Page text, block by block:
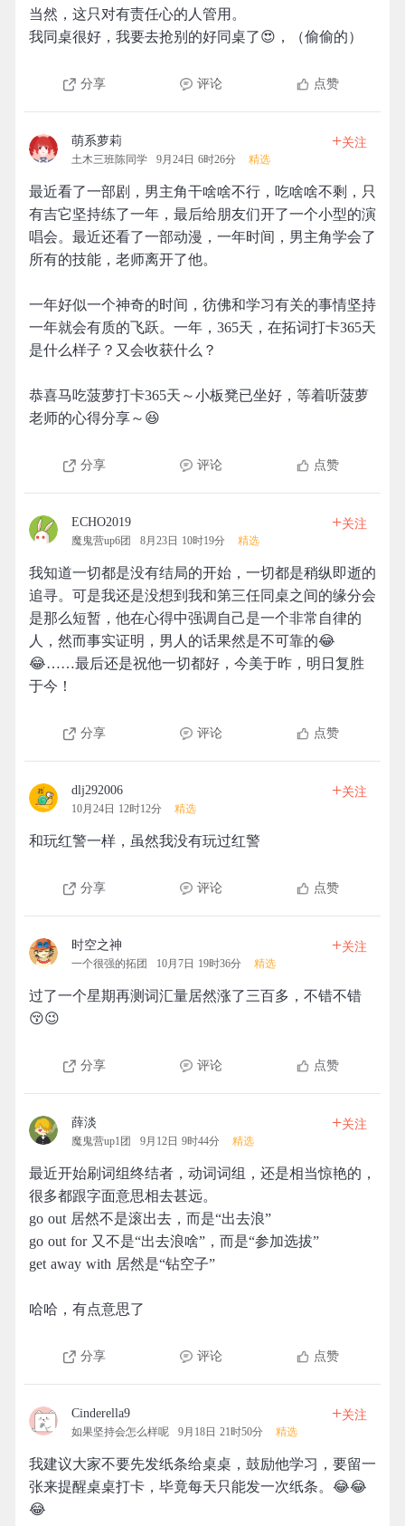
当然，这只对有责任心的人管用。
我同桌很好，我要去抢别的好同桌了😍，（偷偷的）
分享 评论 点赞
萌系萝莉
土木三班陈同学 9月24日 6时26分 精选
+关注
最近看了一部剧，男主角干啥啥不行，吃啥啥不剩，只
有吉它坚持练了一年，最后给朋友们开了一个小型的演
唱会。最近还看了一部动漫，一年时间，男主角学会了
所有的技能，老师离开了他。
一年好似一个神奇的时间，彷佛和学习有关的事情坚持
一年就会有质的飞跃。一年，365天，在拓词打卡365天
是什么样子？又会收获什么？
恭喜马吃菠萝打卡365天～小板凳已坐好，等着听菠萝
老师的心得分享～😆
分享 评论 点赞
ECHO2019
魔鬼营up6团 8月23日 10时19分 精选
+关注
我知道一切都是没有结局的开始，一切都是稍纵即逝的
追寻。可是我还是没想到我和第三任同桌之间的缘分会
是那么短暂，他在心得中强调自己是一个非常自律的
人，然而事实证明，男人的话果然是不可靠的😂
😂……最后还是祝他一切都好，今美于昨，明日复胜
于今！
分享 评论 点赞
dlj292006
10月24日 12时12分 精选
+关注
和玩红警一样，虽然我没有玩过红警
分享 评论 点赞
时空之神
一个很强的拓团 10月7日 19时36分 精选
+关注
过了一个星期再测词汇量居然涨了三百多，不错不错
😚😉
分享 评论 点赞
薛淡
魔鬼营up1团 9月12日 9时44分 精选
+关注
最近开始刷词组终结者，动词词组，还是相当惊艳的，
很多都跟字面意思相去甚远。
go out 居然不是滚出去，而是“出去浪”
go out for 又不是“出去浪啥”，而是“参加选拔”
get away with 居然是“钻空子”
哈哈，有点意思了
分享 评论 点赞
Cinderella9
如果坚持会怎么样呢 9月18日 21时50分 精选
+关注
我建议大家不要先发纸条给桌桌，鼓励他学习，要留一
张来提醒桌桌打卡，毕竟每天只能发一次纸条。😂😂
😂